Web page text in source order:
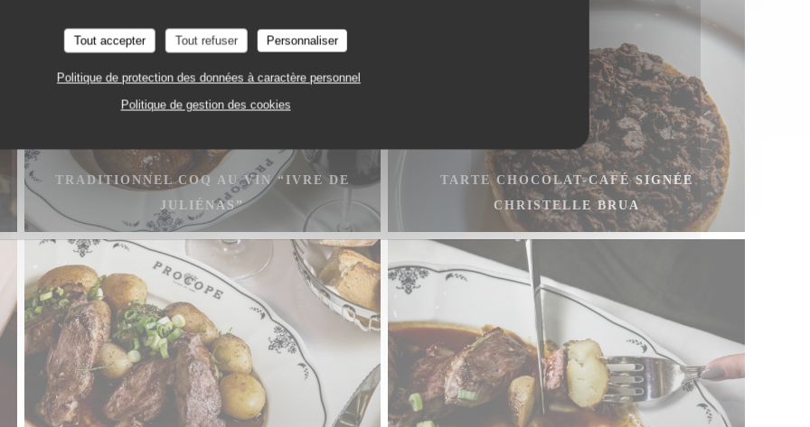
Tout accepter Tout refuser Personnaliser
Politique de protection des données à caractère personnel
Politique de gestion des cookies
TRADITIONNEL COQ AU VIN “IVRE DE
JULIÉNAS”
TARTE CHOCOLAT-CAFÉ SIGNÉE
CHRISTELLE BRUA